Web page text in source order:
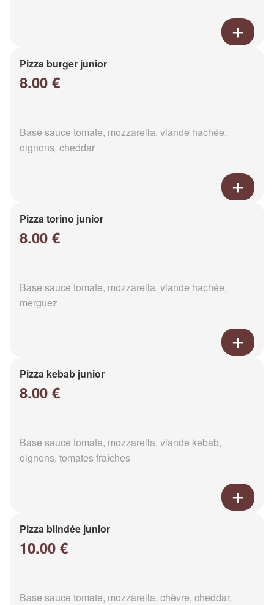
Pizza burger junior
8.00 €
Base sauce tomate, mozzarella, viande hachée,
oignons, cheddar
Pizza torino junior
8.00 €
Base sauce tomate, mozzarella, viande hachée,
merguez
Pizza kebab junior
8.00 €
Base sauce tomate, mozzarella, viande kebab,
oignons, tomates fraîches
Pizza blindée junior
10.00 €
Base sauce tomate, mozzarella, chèvre, cheddar,